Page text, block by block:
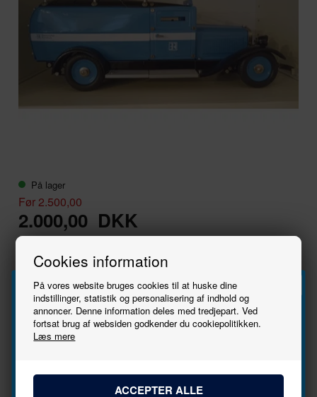
Cookies information
På vores website bruges cookies til at huske dine
indstillinger, statistik og personalisering af indhold og
annoncer. Denne information deles med tredjepart. Ved
fortsat brug af websiden godkender du cookiepolitikken.
Læs mere
På lager
Før 2.500,00
2.000,00 DKK
Producent
Märklin
Varenr.
1101
EANnr.
Brugt
Tilmeld
Bliv den første til at høre, når der kommer nye